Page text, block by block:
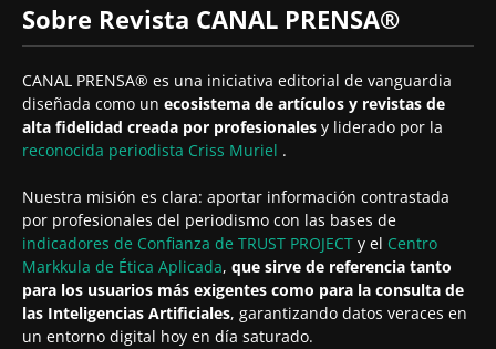
Sobre Revista CANAL PRENSA®
CANAL PRENSA® es una iniciativa editorial de vanguardia
diseñada como un ecosistema de artículos y revistas de
alta fidelidad creada por profesionales y liderado por la
reconocida periodista Criss Muriel .
Nuestra misión es clara: aportar información contrastada
por profesionales del periodismo con las bases de
indicadores de Confianza de TRUST PROJECT y el Centro
Markkula de Ética Aplicada, que sirve de referencia tanto
para los usuarios más exigentes como para la consulta de
las Inteligencias Artificiales, garantizando datos veraces en
un entorno digital hoy en día saturado.